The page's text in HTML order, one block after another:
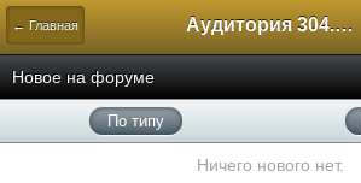
← Главная Аудитория 304. История России
Новое на форуме
По типу
Ничего нового нет.